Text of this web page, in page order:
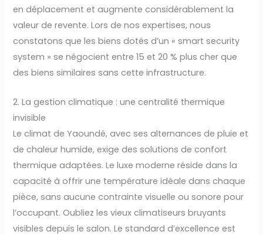
en déplacement et augmente considérablement la
valeur de revente. Lors de nos expertises, nous
constatons que les biens dotés d’un « smart security
system » se négocient entre 15 et 20 % plus cher que
des biens similaires sans cette infrastructure.
2. La gestion climatique : une centralité thermique
invisible
Le climat de Yaoundé, avec ses alternances de pluie et
de chaleur humide, exige des solutions de confort
thermique adaptées. Le luxe moderne réside dans la
capacité à offrir une température idéale dans chaque
pièce, sans aucune contrainte visuelle ou sonore pour
l’occupant. Oubliez les vieux climatiseurs bruyants
visibles depuis le salon. Le standard d’excellence est